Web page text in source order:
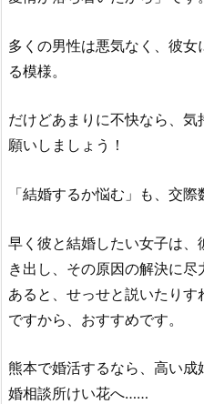
多くの男性は悪気なく、彼
る模様。
だけどあまりに不快なら、
願いしましょう！
「結婚するか悩む」も、交
早く彼と結婚したい女子は
き出し、その原因の解決に
あると、せっせと説いたりす
ですから、おすすめです。
熊本で婚活するなら、高い
婚相談所けい花へ……